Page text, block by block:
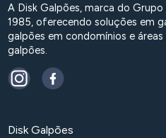
A Disk Galpões, marca do
1985, oferecendo soluções em
galpões em condomínios e
galpões.
Disk Galpões